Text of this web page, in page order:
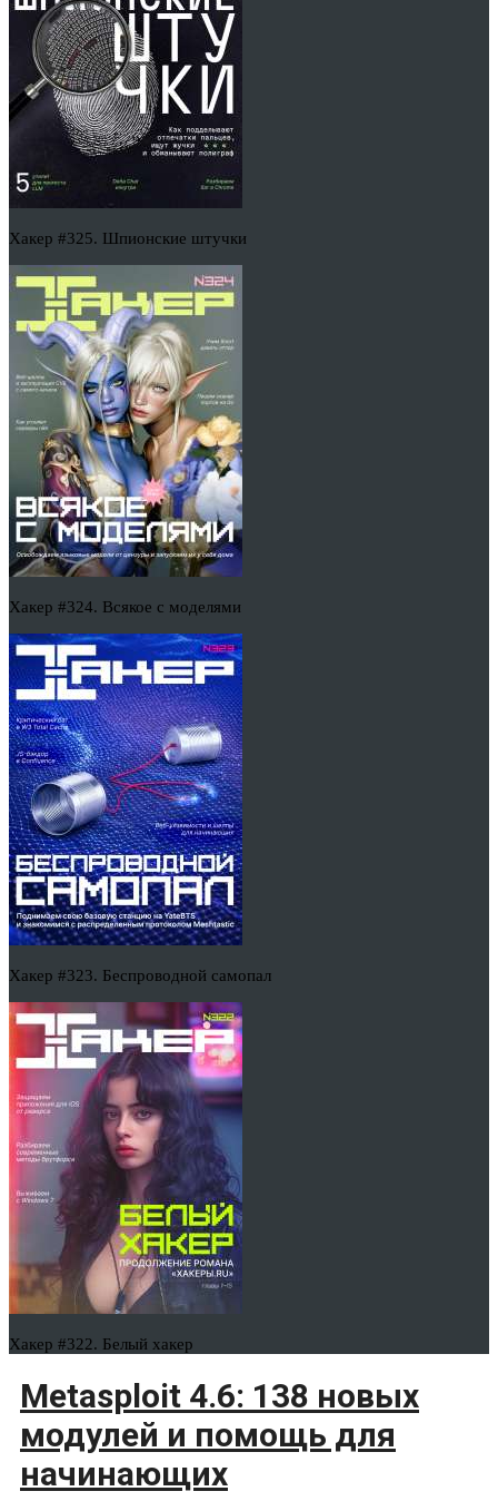
Хакер #325. Шпионские штучки
Хакер #324. Всякое с моделями
Хакер #323. Беспроводной самопал
Хакер #322. Белый хакер
Metasploit 4.6: 138 новых
модулей и помощь для
начинающих